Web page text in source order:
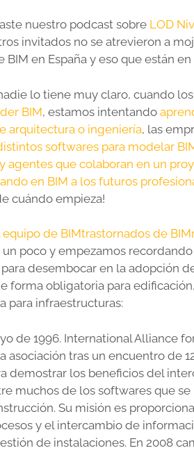
nuestro podcast sobre LOD
invitados no se atrevieron a
BIM en España y eso que están
lo tiene muy claro, cuando los
BIM, estamos intentando
arquitectura o ingeniería, las
softwares para modelar
agentes que colaboran en un
en BIM a los futuros
cuándo empieza!
equipo de BIMtrastornados de
poco y empezamos
desembocar en la adopción
forma obligatoria para
para infraestructuras:
de 1996. International Alliance
asociación tras un encuentro de
demostrar los beneficios del
muchos de los softwares que
Su misión es
y el intercambio de
de instalaciones. En 2008